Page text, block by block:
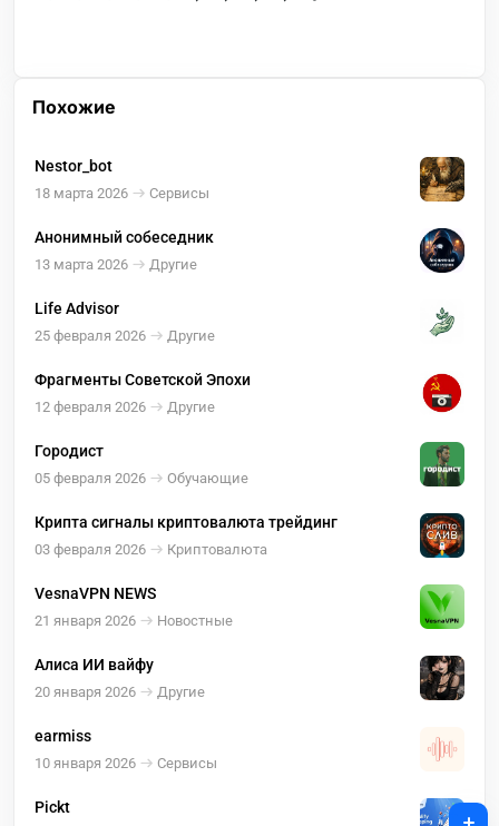
Похожие
Nestor_bot
18 марта 2026 Сервисы
Анонимный собеседник
13 марта 2026 Другие
Life Advisor
25 февраля 2026 Другие
Фрагменты Советской Эпохи
12 февраля 2026 Другие
Городист
05 февраля 2026 Обучающие
Крипта сигналы криптовалюта трейдинг
03 февраля 2026 Криптовалюта
VesnaVPN NEWS
21 января 2026 Новостные
Алиса ИИ вайфу
20 января 2026 Другие
earmiss
10 января 2026 Сервисы
Pickt +